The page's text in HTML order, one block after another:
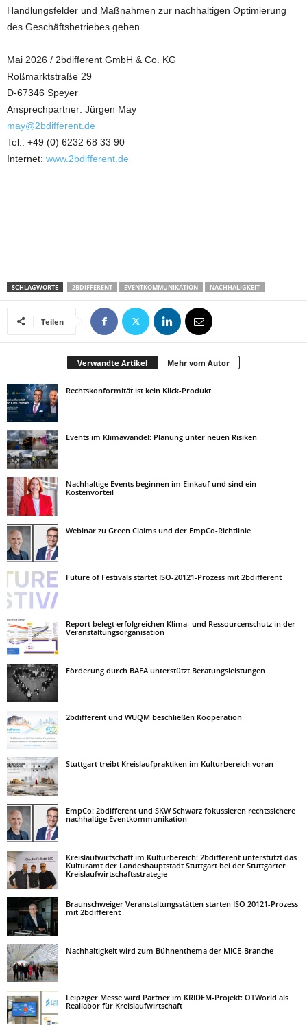
Handlungsfelder und Maßnahmen zur nachhaltigen Optimierung
des Geschäftsbetriebes geben.
Mai 2026 / 2bdifferent GmbH & Co. KG
Roßmarktstraße 29
D-67346 Speyer
Ansprechpartner: Jürgen May
may@2bdifferent.de
Tel.: +49 (0) 6232 68 33 90
Internet: www.2bdifferent.de
SCHLAGWORTE 2BDIFFERENT EVENTKOMMUNIKATION NACHHALIGKEIT
Teilen
Verwandte Artikel Mehr vom Autor
Rechtskonformität ist kein Klick-Produkt
Events im Klimawandel: Planung unter neuen Risiken
Nachhaltige Events beginnen im Einkauf und sind ein
Kostenvorteil
Webinar zu Green Claims und der EmpCo-Richtlinie
Future of Festivals startet ISO-20121-Prozess mit 2bdifferent
Report belegt erfolgreichen Klima- und Ressourcenschutz in der
Veranstaltungsorganisation
Förderung durch BAFA unterstützt Beratungsleistungen
2bdifferent und WUQM beschließen Kooperation
Stuttgart treibt Kreislaufpraktiken im Kulturbereich voran
EmpCo: 2bdifferent und SKW Schwarz fokussieren rechtssichere
nachhaltige Eventkommunikation
Kreislaufwirtschaft im Kulturbereich: 2bdifferent unterstützt das
Kulturamt der Landeshauptstadt Stuttgart bei der Stuttgarter
Kreislaufwirtschaftsstrategie
Braunschweiger Veranstaltungsstätten starten ISO 20121-Prozess
mit 2bdifferent
Nachhaltigkeit wird zum Bühnenthema der MICE-Branche
Leipziger Messe wird Partner im KRIDEM-Projekt: OTWorld als
Reallabor für Kreislaufwirtschaft